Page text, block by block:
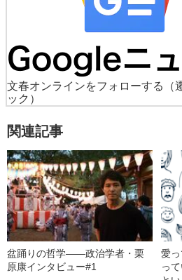
文春オンラインをフォローする
ック）
関連記事
盆踊りの哲学――政治学者・栗
原康インタビュー#1
愛
っ